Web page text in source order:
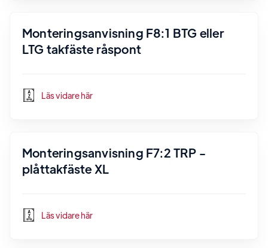
Monteringsanvisning F8:1 BTG eller
LTG takfäste råspont
Läs vidare här
Monteringsanvisning F7:2 TRP -
plåttakfäste XL
Läs vidare här